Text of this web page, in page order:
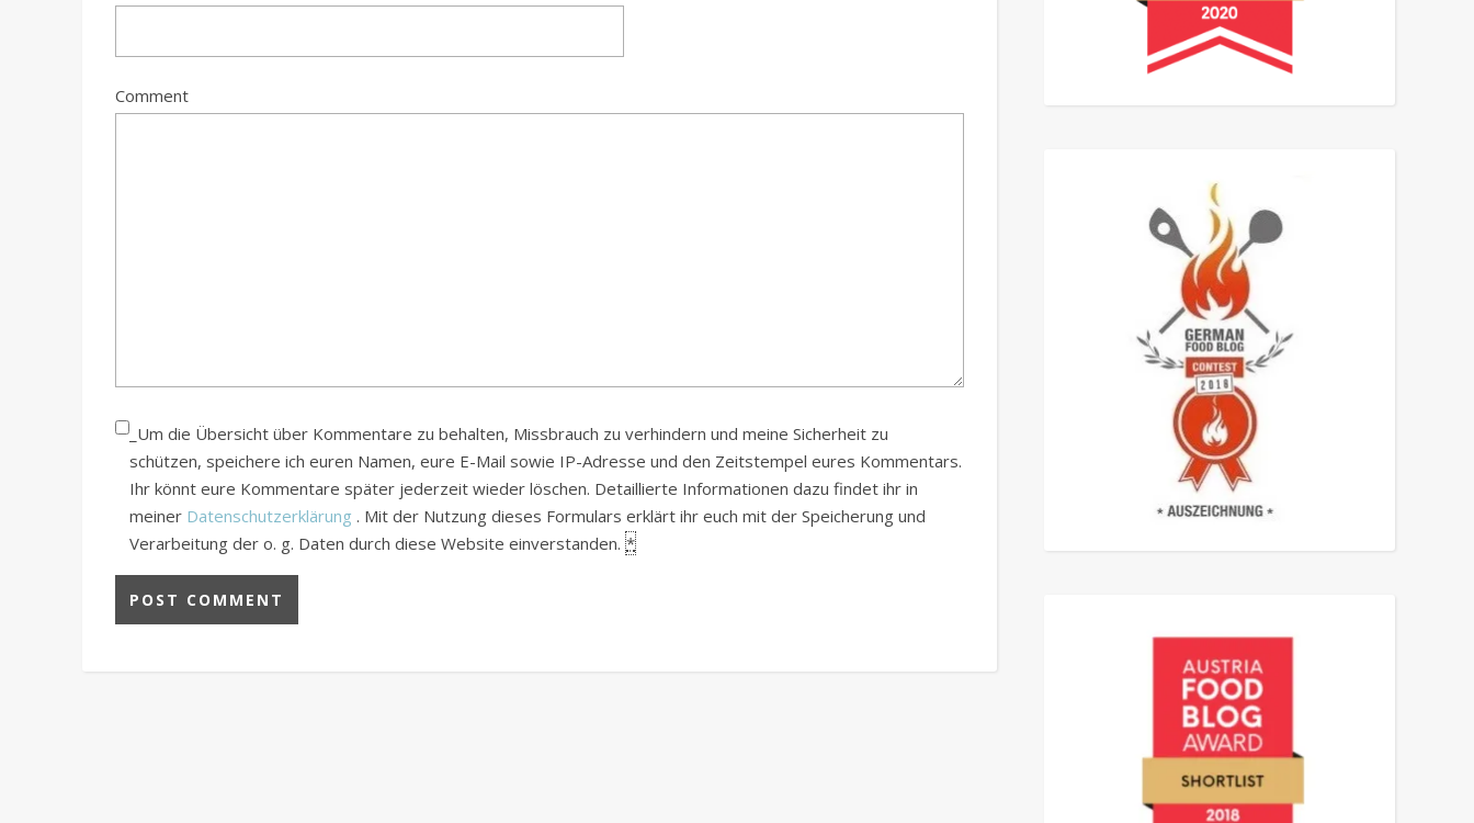
Comment
_Um die Übersicht über Kommentare zu behalten, Missbrauch zu verhindern und meine Sicherheit zu
schützen, speichere ich euren Namen, eure E-Mail sowie IP-Adresse und den Zeitstempel eures Kommentars.
Ihr könnt eure Kommentare später jederzeit wieder löschen. Detaillierte Informationen dazu findet ihr in
meiner Datenschutzerklärung . Mit der Nutzung dieses Formulars erklärt ihr euch mit der Speicherung und
Verarbeitung der o. g. Daten durch diese Website einverstanden. *